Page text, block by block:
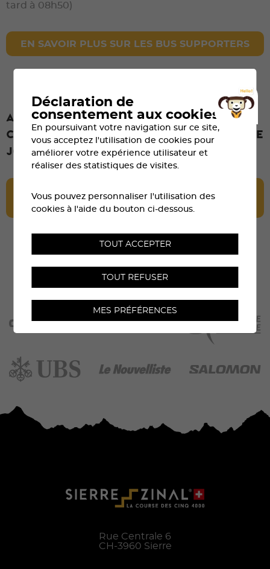
tard à 08h50)
EN SAVOIR PLUS SUR LES BUS SUPPORTERS
Attention aux restrictions de
circulation dans le Val d’Anniviers le
jour de la course.
DE ROUTES
Rue Centrale 6
CH-3960 Sierre
Déclaration de
consentement aux cookies
En poursuivant votre navigation sur ce site,
vous acceptez l'utilisation de cookies pour
améliorer votre expérience utilisateur et
réaliser des statistiques de visites.
Vous pouvez personnaliser l'utilisation des
cookies à l'aide du bouton ci-dessous.
TOUT ACCEPTER
TOUT REFUSER
MES PRÉFÉRENCES